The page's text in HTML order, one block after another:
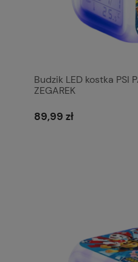
Budzik LED kostka PSI
ZEGAREK
89,99 zł